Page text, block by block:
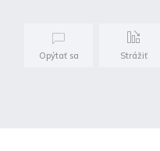
Opýtať sa Strážiť